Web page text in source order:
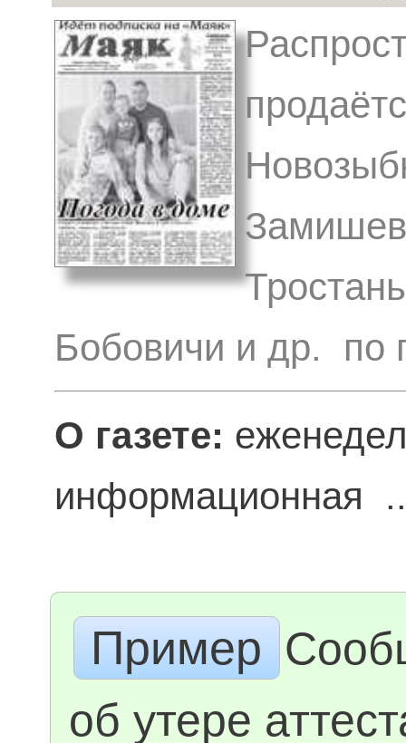
Бобовичи и др. по
О газете:
информационная
Пример
об утере